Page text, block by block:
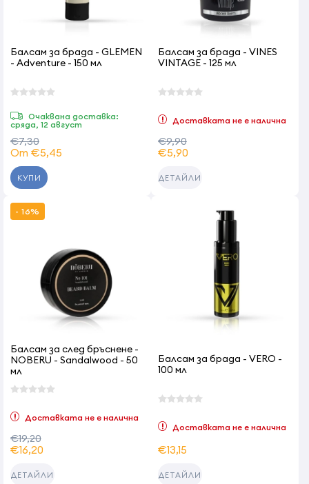
Балсам за брада - GLEMEN
- Adventure - 150 мл
Очаквана доставка:
сряда, 12 август
€7,30
От €5,45
КУПИ
Балсам за брада - VINES
VINTAGE - 125 мл
Доставката не е налична
€9,90
€5,90
ДЕТАЙЛИ
- 16%
Балсам за след бръснене -
NOBERU - Sandalwood - 50
мл
Доставката не е налична
€19,20
€16,20
ДЕТАЙЛИ
Балсам за брада - VERO -
100 мл
Доставката не е налична
€13,15
ДЕТАЙЛИ